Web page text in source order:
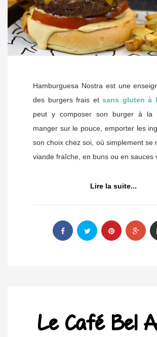
Hamburguesa Nostra est une
des burgers frais et sans gluten à
peut y composer son burger à la
manger sur le pouce, emporter les
son choix chez soi, où simplement se
viande fraîche, en buns ou en sauces
Lire la suite...
Le Café Bel